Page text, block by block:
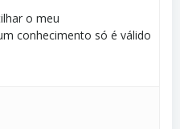
o meu
conhecimento só é válido